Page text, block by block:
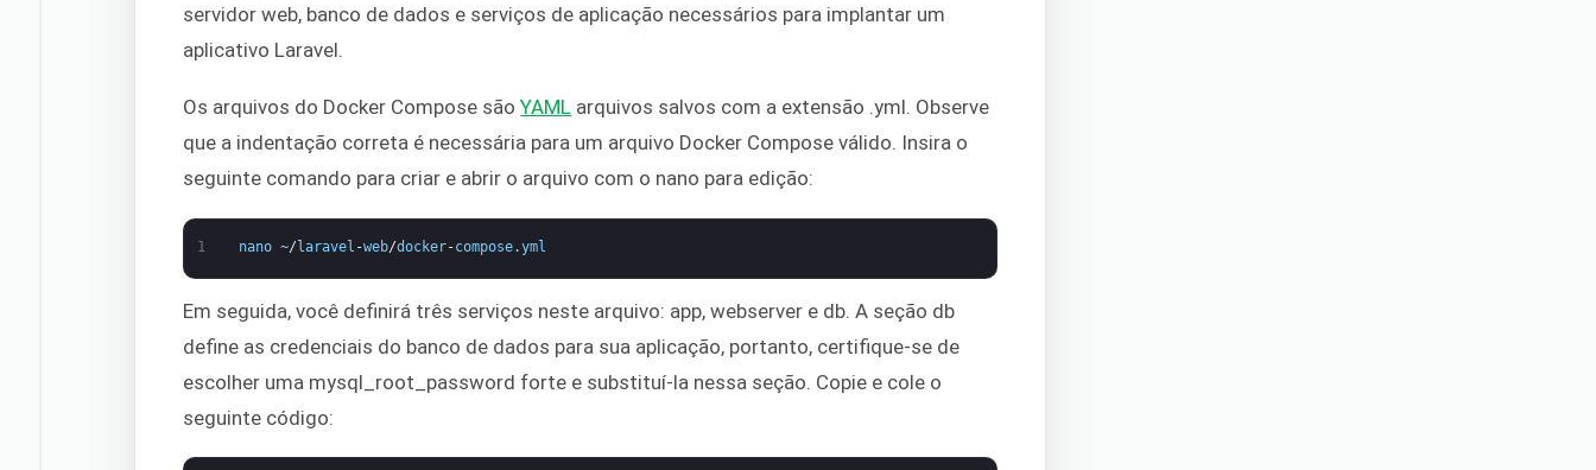
servidor web, banco de dados e serviços de aplicação necessários para implantar um
aplicativo Laravel.
Os arquivos do Docker Compose sãoYAML arquivos salvos com a extensão .yml. Observe
que a indentação correta é necessária para um arquivo Docker Compose válido. Insira o
seguinte comando para criar e abrir o arquivo com o nano para edição:
1 nano ~/laravel -web/docker-compose.yml
Em seguida, você definirá três serviços neste arquivo: app, webserver e db. A seção db
define as credenciais do banco de dados para sua aplicação, portanto, certifique-se de
escolher uma mysql_root_password forte e substituí-la nessa seção. Copie e cole o
seguinte código: